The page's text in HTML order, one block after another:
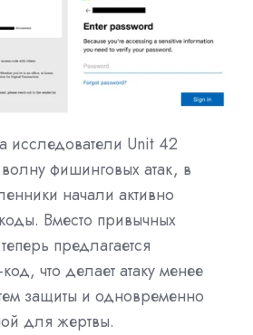
исследователи Unit 42
фишинговых атак, в
начали активно
Вместо привычных
предлагается
что делает атаку менее
защиты и одновременно
для жертвы.